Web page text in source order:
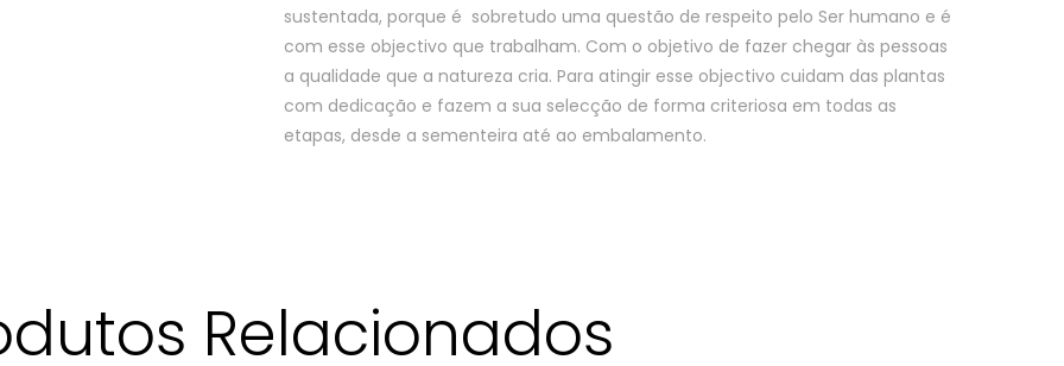
sustentada, porque é sobretudo uma questão de respeito pelo Ser humano e é
com esse objectivo que trabalham. Com o objetivo de fazer chegar às pessoas
a qualidade que a natureza cria. Para atingir esse objectivo cuidam das plantas
com dedicação e fazem a sua selecção de forma criteriosa em todas as
etapas, desde a sementeira até ao embalamento.
Relacionados